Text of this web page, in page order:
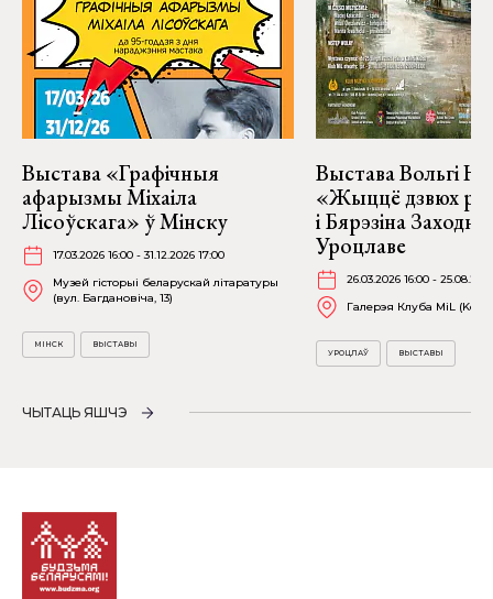
Выстава «Графічныя
афарызмы Міхаіла
Лісоўскага» ў Мінску
17.03.2026 16:00 - 31.12.2026 17:00
Музей гісторыі беларускай літаратуры
(вул. Багдановіча, 13)
МІНСК ВЫСТАВЫ
Выстава Вольгі
«Жыццё дзвюх
і Бярэзіна
Уроцлаве
26.03.2026 16:00 -
Галерэя Клуба MiL
УРОЦЛАЎ ВЫСТАВЫ
ЧЫТАЦЬ ЯШЧЭ